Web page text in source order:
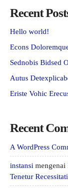
Recent
Hello world!
Econs
Sednobis Bidsed
Autus
Eriste Vohic
Recent
A WordPress
instansi mengenai
Tenetur